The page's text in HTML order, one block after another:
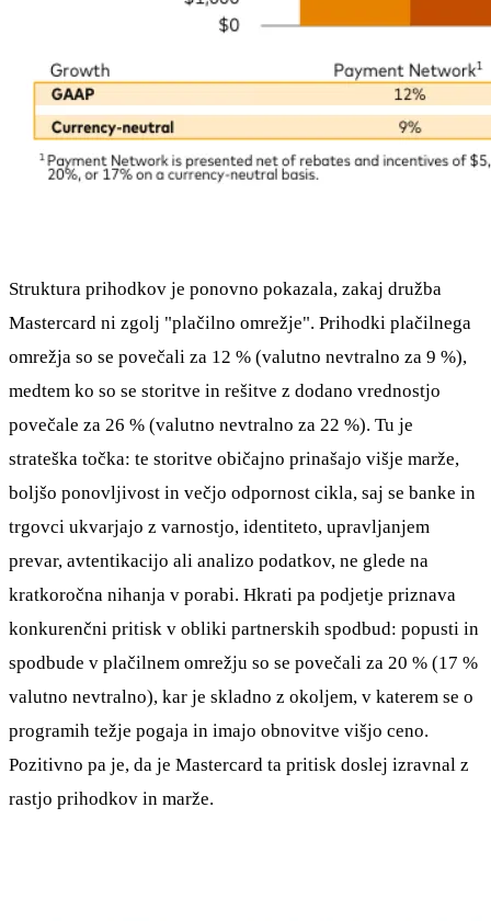
Struktura prihodkov je ponovno pokazala, zakaj družba
Mastercard ni zgolj "plačilno omrežje". Prihodki plačilnega
omrežja so se povečali za 12 % (valutno nevtralno za 9 %),
medtem ko so se storitve in rešitve z dodano vrednostjo
povečale za 26 % (valutno nevtralno za 22 %). Tu je
strateška točka: te storitve običajno prinašajo višje marže,
boljšo ponovljivost in večjo odpornost cikla, saj se banke in
trgovci ukvarjajo z varnostjo, identiteto, upravljanjem
prevar, avtentikacijo ali analizo podatkov, ne glede na
kratkoročna nihanja v porabi. Hkrati pa podjetje priznava
konkurenčni pritisk v obliki partnerskih spodbud: popusti in
spodbude v plačilnem omrežju so se povečali za 20 % (17 %
valutno nevtralno), kar je skladno z okoljem, v katerem se o
programih težje pogaja in imajo obnovitve višjo ceno.
Pozitivno pa je, da je Mastercard ta pritisk doslej izravnal z
rastjo prihodkov in marže.